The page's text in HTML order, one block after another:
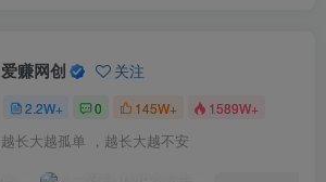
爱赚网创 关注
2.2W+ 0 145W+ 1589W+
越长大越孤单 ，越长大越不安